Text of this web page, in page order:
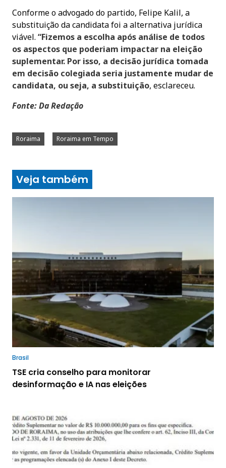
Conforme o advogado do partido, Felipe Kalil, a
substituição da candidata foi a alternativa jurídica
viável. “Fizemos a escolha após análise de todos
os aspectos que poderiam impactar na eleição
suplementar. Por isso, a decisão jurídica tomada
em decisão colegiada seria justamente mudar de
candidata, ou seja, a substituição, esclareceu.
Fonte: Da Redação
Roraima Roraima em Tempo
Veja também
Brasil
TSE cria conselho para monitorar
desinformação e IA nas eleições